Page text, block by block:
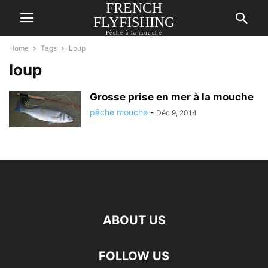
FRENCH
FLYFISHING
Pêche à la mouche
Home Tags Loup
loup
Grosse prise en mer à la mouche
pêche mouche - Déc 9, 2014
ABOUT US
FOLLOW US